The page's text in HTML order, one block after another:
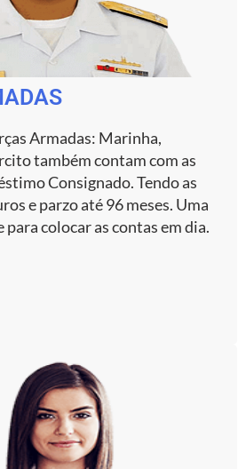
Armadas: Marinha,
também contam com as
Consignado. Tendo as
e parzo até 96 meses. Uma
colocar as contas em dia.